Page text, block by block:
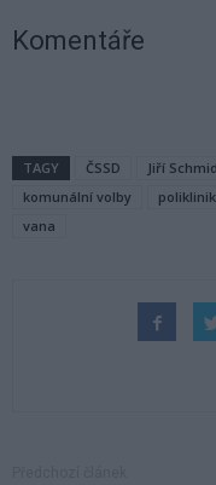
Komentáře
TAGY ČSSD Jiří
komunální volby
vana